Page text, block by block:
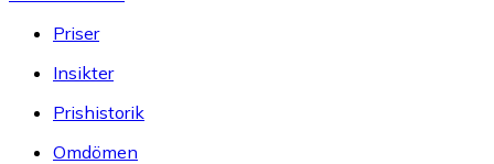
Priser
Insikter
Prishistorik
Omdömen